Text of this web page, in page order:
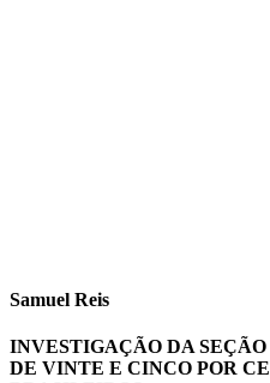
Samuel Reis
INVESTIGAÇÃO DA
DE VINTE E CINCO POR